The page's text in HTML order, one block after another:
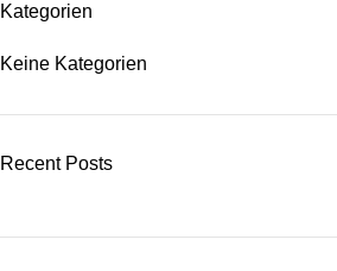
Kategorien
Keine Kategorien
Recent Posts